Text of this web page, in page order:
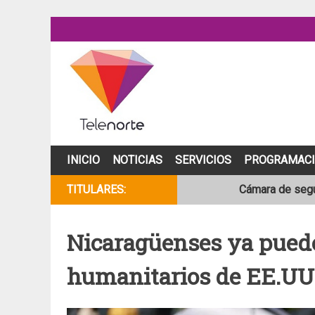
to
content
INICIO NOTICIAS SERVICIOS
TITULARES: Cámara de
Adolescente
Nicaragüenses ya
humanitarios de